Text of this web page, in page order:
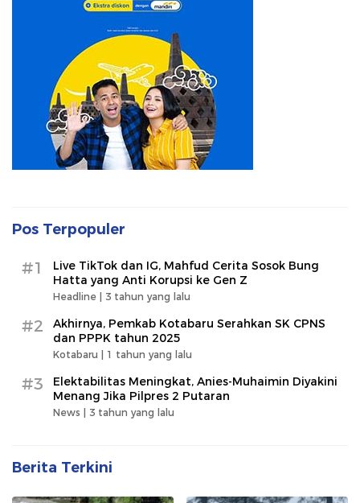
Pos Terpopuler
#1
Live TikTok dan IG, Mahfud Cerita Sosok Bung
Hatta yang Anti Korupsi ke Gen Z
Headline | 3 tahun yang lalu
#2
Akhirnya, Pemkab Kotabaru Serahkan SK CPNS
dan PPPK tahun 2025
Kotabaru | 1 tahun yang lalu
#3
Elektabilitas Meningkat, Anies-Muhaimin Diyakini
Menang Jika Pilpres 2 Putaran
News | 3 tahun yang lalu
Berita Terkini